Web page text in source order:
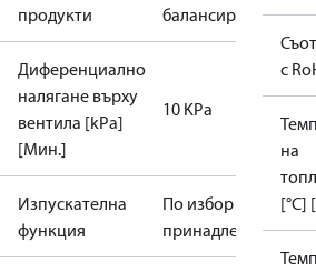
продукти
балансиране
Диференциално
налягане върху
вентила [kPa]
[Мин.]
10 KPa
Изпускателна
функция
По избор като
принадлежност
с
на
[°C]